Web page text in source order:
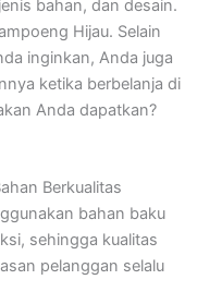
bahan, dan desain.
Hijau. Selain
inginkan, Anda juga
ketika berbelanja di
Anda dapatkan?
Berkualitas
bahan baku
sehingga kualitas
pelanggan selalu